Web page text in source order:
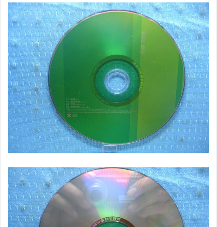
日語光碟
韓語光碟
西洋光碟
相聲國劇光碟
連續據 DVD光碟
電影電視電玩原聲帶
卡拉OK DVD光碟
DVD演唱會光碟
DVD電影光碟
原版卡帶